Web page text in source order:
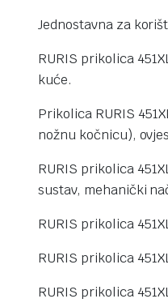
Jednostavna za
RURIS prikolica
kuće.
Prikolica RURIS
nožnu kočnicu),
RURIS prikolica
sustav, mehanički
RURIS prikolica
RURIS prikolica
RURIS prikolica